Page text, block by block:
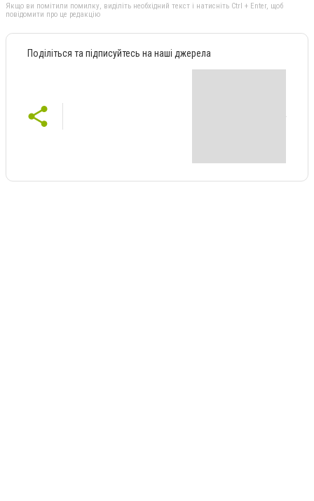
Якщо ви помітили помилку, виділіть необхідний текст і натисніть Ctrl + Enter, щоб
повідомити про це редакцію
Поділіться та підписуйтесь на наші джерела